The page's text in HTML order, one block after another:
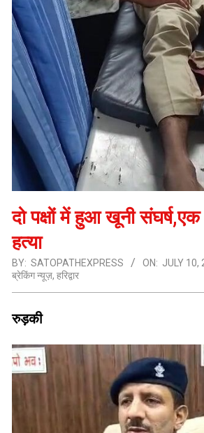
दो पक्षों में हुआ खूनी संघर्ष,एक
हत्या
BY: SATOPATHEXPRESS ON: JULY 10,
ब्रेकिंग न्यूज़, हरिद्वार
रुड़की